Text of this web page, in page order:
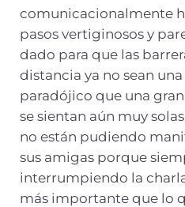
comunicacionalmente
pasos vertiginosos y
dado para que las
distancia ya no sean
paradójico que una
se sientan aún muy
no están pudiendo
sus amigas porque
interrumpiendo la
más importante que lo